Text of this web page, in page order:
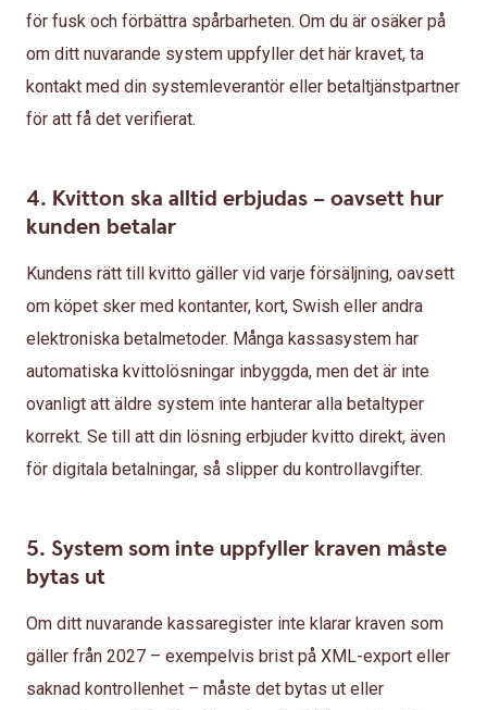
för fusk och förbättra spårbarheten. Om du är osäker på
om ditt nuvarande system uppfyller det här kravet, ta
kontakt med din systemleverantör eller betaltjänstpartner
för att få det verifierat.
4. Kvitton ska alltid erbjudas – oavsett hur
kunden betalar
Kundens rätt till kvitto gäller vid varje försäljning, oavsett
om köpet sker med kontanter, kort, Swish eller andra
elektroniska betalmetoder. Många kassasystem har
automatiska kvittolösningar inbyggda, men det är inte
ovanligt att äldre system inte hanterar alla betaltyper
korrekt. Se till att din lösning erbjuder kvitto direkt, även
för digitala betalningar, så slipper du kontrollavgifter.
5. System som inte uppfyller kraven måste
bytas ut
Om ditt nuvarande kassaregister inte klarar kraven som
gäller från 2027 – exempelvis brist på XML-export eller
saknad kontrollenhet – måste det bytas ut eller